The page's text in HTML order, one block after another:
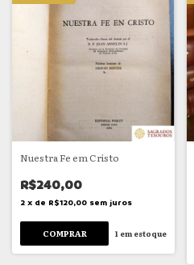
Nuestra Fe em Cristo
R$240,00
2 x de R$120,00 sem juros
1 em estoque